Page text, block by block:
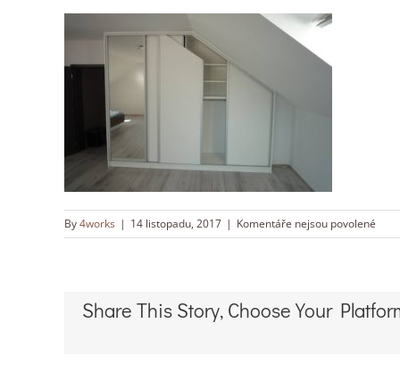
By4works | 14 listopadu, 2017 | Komentáře nejsou povolené
textu
Share This Story, Choose Your